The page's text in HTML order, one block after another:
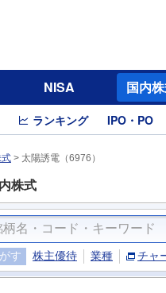
NISA 国内
ランキング IPO・PO
式 > 太陽誘電（6976）
株式
す 株主優待 業種 チャ